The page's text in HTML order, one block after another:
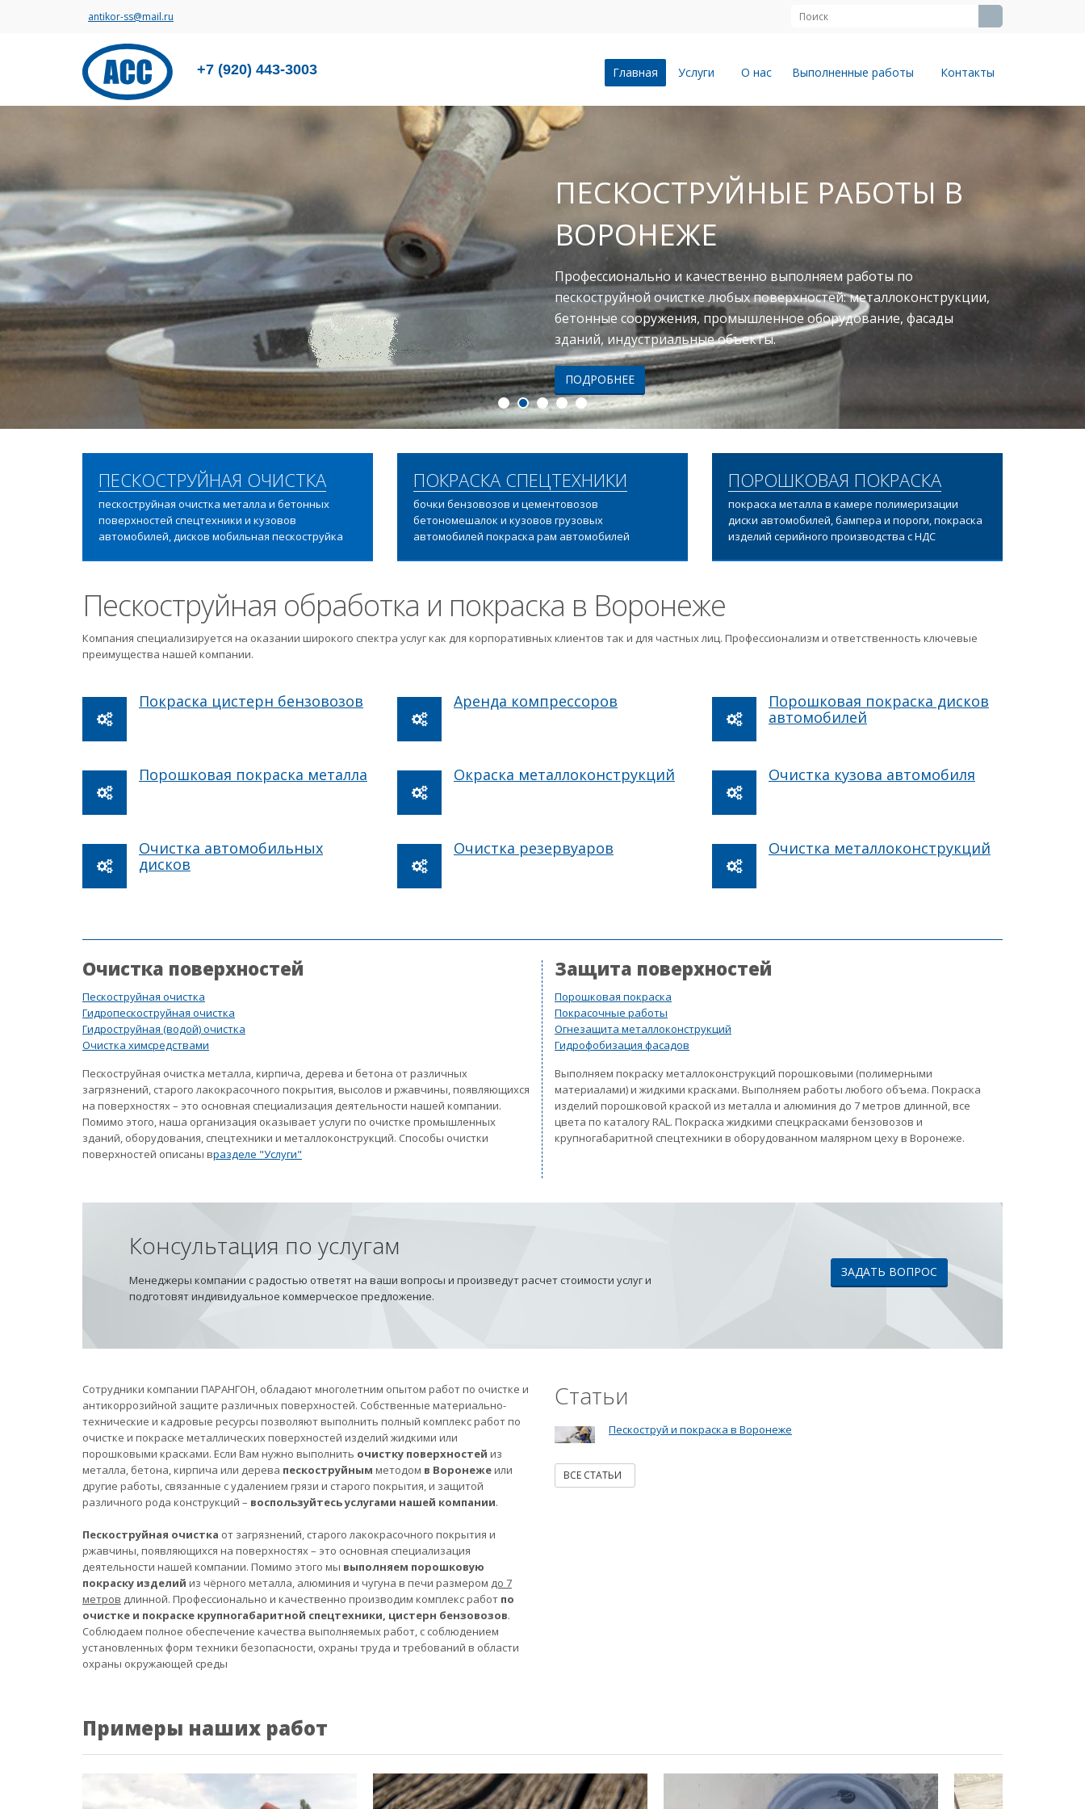
antikor-ss@mail.ru
+7 (920) 443-3003 Главная Услуги О нас Выполненные работы Контакты
ПЕСКОСТРУЙНЫЕ РАБОТЫ В
ВОРОНЕЖЕ
Профессионально и качественно выполняем работы по
пескоструйной очистке любых поверхностей: металлоконструкции,
бетонные сооружения, промышленное оборудование, фасады
зданий, индустриальные объекты.
ПОДРОБНЕЕ
ПЕСКОСТРУЙНАЯ ОЧИСТКА
пескоструйная очистка металла и бетонных
поверхностей спецтехники и кузовов
автомобилей, дисков мобильная пескоструйка
ПОКРАСКА СПЕЦТЕХНИКИ
бочки бензовозов и цементовозов
бетономешалок и кузовов грузовых
автомобилей покраска рам автомобилей
ПОРОШКОВАЯ ПОКРАСКА
покраска металла в камере полимеризации
диски автомобилей, бампера и пороги, покраска
изделий серийного производства с НДС
Пескоструйная обработка и покраска в Воронеже
Компания специализируется на оказании широкого спектра услуг как для корпоративных клиентов так и для частных лиц. Профессионализм и ответственность ключевые
преимущества нашей компании.
Покраска цистерн бензовозов Аренда компрессоров
Порошковая покраска дисков
автомобилей
Порошковая покраска металла Окраска металлоконструкций Очистка кузова автомобиля
Очистка автомобильных
дисков
Очистка резервуаров Очистка металлоконструкций
Очистка поверхностей
Пескоструйная очистка
Гидропескоструйная очистка
Гидроструйная (водой) очистка
Очистка химсредствами
Пескоструйная очистка металла, кирпича, дерева и бетона от различных
загрязнений, старого лакокрасочного покрытия, высолов и ржавчины, появляющихся
на поверхностях – это основная специализация деятельности нашей компании.
Помимо этого, наша организация оказывает услуги по очистке промышленных
зданий, оборудования, спецтехники и металлоконструкций. Способы очистки
поверхностей описаны вразделе "Услуги"
Защита поверхностей
Порошковая покраска
Покрасочные работы
Огнезащита металлоконструкций
Гидрофобизация фасадов
Выполняем покраску металлоконструкций порошковыми (полимерными
материалами) и жидкими красками. Выполняем работы любого объема. Покраска
изделий порошковой краской из металла и алюминия до 7 метров длинной, все
цвета по каталогу RAL. Покраска жидкими спецкрасками бензовозов и
крупногабаритной спецтехники в оборудованном малярном цеху в Воронеже.
Консультация по услугам
Менеджеры компании с радостью ответят на ваши вопросы и произведут расчет стоимости услуг и
подготовят индивидуальное коммерческое предложение.
ЗАДАТЬ ВОПРОС
Сотрудники компании ПАРАНГОН, обладают многолетним опытом работ по очистке и
антикоррозийной защите различных поверхностей. Собственные материально-
технические и кадровые ресурсы позволяют выполнить полный комплекс работ по
очистке и покраске металлических поверхностей изделий жидкими или
порошковыми красками. Если Вам нужно выполнить очистку поверхностей из
металла, бетона, кирпича или дерева пескоструйным методом в Воронежеили
другие работы, связанные с удалением грязи и старого покрытия, и защитой
различного рода конструкций – воспользуйтесь услугами нашей компании.
Пескоструйная очистка от загрязнений, старого лакокрасочного покрытия и
ржавчины, появляющихся на поверхностях – это основная специализация
деятельности нашей компании. Помимо этого мы выполняем порошковую
покраску изделий из чёрного металла, алюминия и чугуна в печи размером до 7
метров длинной. Профессионально и качественно производим комплекс работ по
очистке и покраске крупногабаритной спецтехники, цистерн бензовозов.
Соблюдаем полное обеспечение качества выполняемых работ, с соблюдением
установленных форм техники безопасности, охраны труда и требований в области
охраны окружающей среды
Статьи
Пескоструй и покраска в Воронеже
ВСЕ СТАТЬИ
Примеры наших работ